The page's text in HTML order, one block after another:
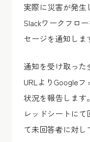
実際に災害が発
Slackワークフロ
セージを通知しま
通知を受け取った
URLよりGoogle
状況を報告します
レッドシートに
て未回答者に対